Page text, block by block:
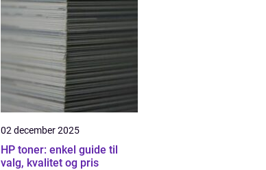
02 december 2025
HP toner: enkel guide til
valg, kvalitet og pris